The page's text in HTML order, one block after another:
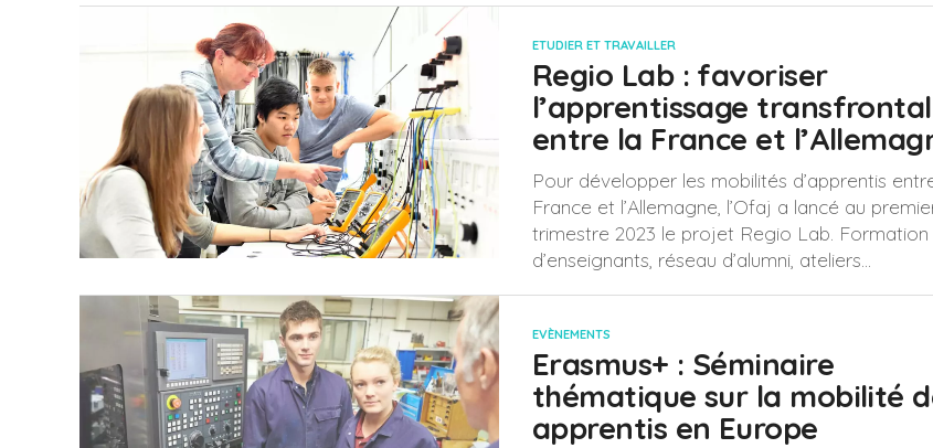
ETUDIER ET TRAVAILLER
Regio Lab : favoriser
l’apprentissage
entre la France et
Pour développer les mobilités d’apprentis
France et l’Allemagne, l’Ofaj a lancé au
trimestre 2023 le projet Regio Lab. Formation
d’enseignants, réseau d’alumni, ateliers...
EVÈNEMENTS
Erasmus+ : Séminaire
thématique sur la mobilité
apprentis en Europe